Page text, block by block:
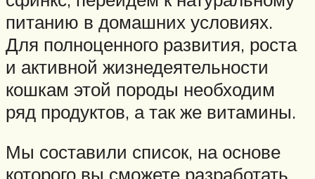
питанию в домашних условиях.
Для полноценного развития, роста
и активной жизнедеятельности
кошкам этой породы необходим
ряд продуктов, а так же витамины.
Мы составили список, на основе
которого вы сможете разработать